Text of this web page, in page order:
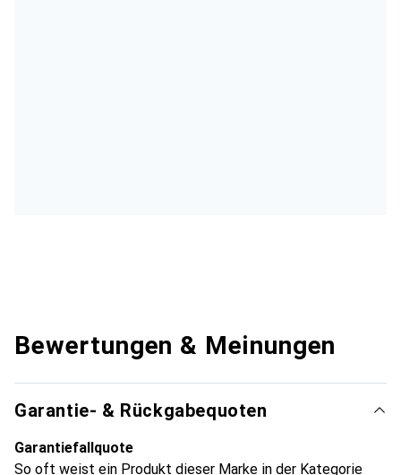
Bewertungen & Meinungen
Garantie- & Rückgabequoten
Garantiefallquote
So oft weist ein Produkt dieser Marke in der Kategorie